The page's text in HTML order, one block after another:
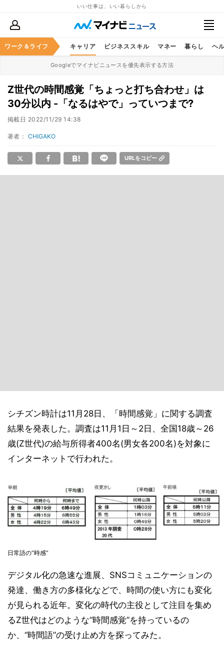
いい仕事は、いい暮らしから
ワーク＆ライフ キャリア ビジネススキル マネー 暮らし ヘ
Googleでマイナビニュースを優先表示する方法
Z世代の時間感覚「ちょっと打ち合わせ」は
30分以内 -「なるはやで」っていつまで?
掲載日 2022/11/29 14:38
著者： CHIGAKO
URLをコピー
シチズン時計は11月28日、「時間感覚」に関する調査
結果を発表した。調査は11月1日～2日、全国18歳～26
歳(Z世代)の給与所得者400名(男女各200名)を対象に
インターネットで行われた。
日常語の“時感”
デジタル化の急速な進展、SNSコミュニケーションの
発達、働き方の多様化などで、時間の使い方にも変化
が見られる近年。変化の時代の主役として注目を集め
るZ世代はどのような“時間感覚”を持っているの
か、“時間語”の受け止め方を探ってみた。